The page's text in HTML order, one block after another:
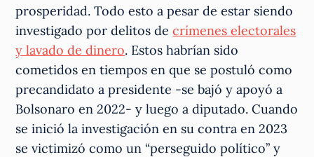
prosperidad. Todo esto a pesar de estar siendo
investigado por delitos decrímenes electorales
y lavado de dinero. Estos habrían sido
cometidos en tiempos en que se postuló como
precandidato a presidente -se bajó y apoyó a
Bolsonaro en 2022- y luego a diputado. Cuando
se inició la investigación en su contra en 2023
se victimizó como un “perseguido político” y